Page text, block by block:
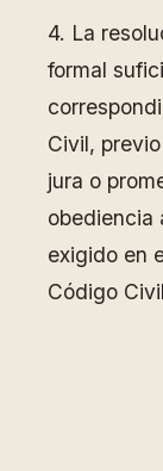
4. La
formal
Civil,
jura o
obediencia
exigido en
Código